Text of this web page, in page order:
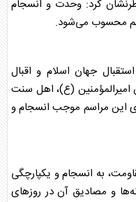
کرد: وحدت و انسجام
محسوب می‌شود.
جهان اسلام و اقبال
امیرالمؤمنین (ع)، اهل سنت
این مراسم موجب انسجام و
به انسجام و یکپارچگی
و مصادیق آن در روزهای